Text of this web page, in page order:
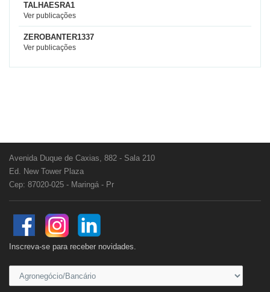
TALHAESRA1
Ver publicações
ZEROBANTER1337
Ver publicações
Avenida Duque de Caxias, 882 - Sala 210
Ed. New Tower Plaza
Cep: 87020-025 - Maringá - Pr
Inscreva-se para receber novidades.